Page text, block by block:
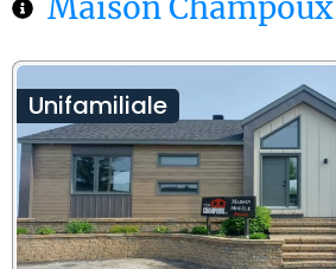
Unifamiliale